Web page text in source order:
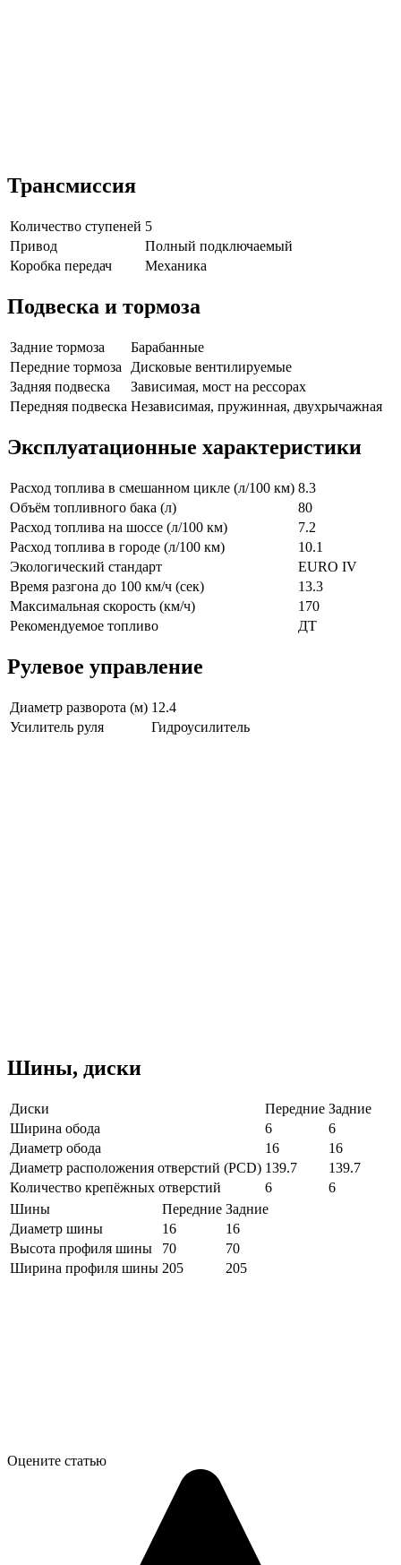
Трансмиссия
Количество ступеней 5
Привод
Полный подключаемый
Коробка передач
Механика
Подвеска и тормоза
Задние тормоза
Барабанные
Передние тормоза
Дисковые вентилируемые
Задняя подвеска
Зависимая, мост на рессорах
Передняя подвеска Независимая, пружинная, двухрычажная
Эксплуатационные характеристики
Расход топлива в смешанном цикле (л/100 км) 8.3
Объём топливного бака (л)
80
Расход топлива на шоссе (л/100 км)
7.2
Расход топлива в городе (л/100 км)
10.1
Экологический стандарт
EURO IV
Время разгона до 100 км/ч (сек)
13.3
Максимальная скорость (км/ч)
170
Рекомендуемое топливо
ДТ
Рулевое управление
Диаметр разворота (м) 12.4
Усилитель руля
Гидроусилитель
Шины, диски
Диски Передние Задние
Ширина обода
6
6
Диаметр обода
16
16
Диаметр расположения отверстий (PCD) 139.7
139.7
Количество крепёжных отверстий
6
6
Шины
Передние Задние
Диаметр шины
16
16
Высота профиля шины
70
70
Ширина профиля шины 205 205
Оцените статью